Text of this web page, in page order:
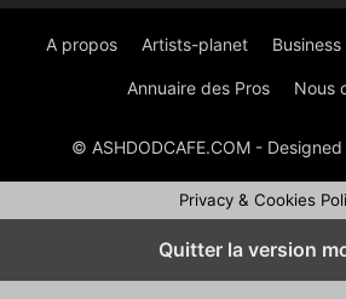
A propos Artists-planet Business
Annuaire des Pros Nous
© ASHDODCAFE.COM -
Privacy & Cookies
Quitter la version